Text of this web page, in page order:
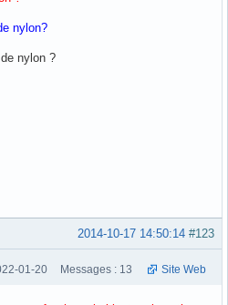
nylon?
nylon ?
#123
2014-10-17 14:50:14
01-20 Messages : 13 Site Web